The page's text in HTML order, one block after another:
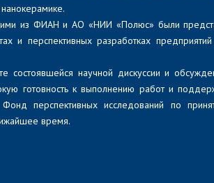
из ФИАН и АО «НИИ «Полюс» были
и перспективных разработках
состоявшейся научной дискуссии и
готовность к выполнению работ и
Фонд перспективных исследований по
время.